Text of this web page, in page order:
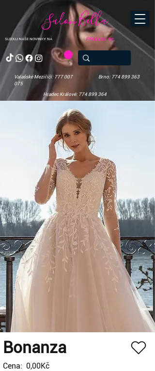
SLEDUJ NAŠE NOVINKY NA
Salon Bella
Valašské Meziříčí: 777 007
075
Brno: 774 899 363
Hradec Králové: 774 899 364
Přihlásit se
Bonanza
Cena: 0,00Kč